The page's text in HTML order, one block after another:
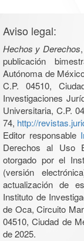
Aviso legal:
Hechos y Derechos
publicación
Autónoma de
C.P. 04510,
Investigaciones
Universitaria, C.P.
74, http://
Editor responsable
Derechos al Uso
otorgado por el
(versión
actualización de
Instituto de
de Oca, Circuito
04510, Ciudad de
de 2025.